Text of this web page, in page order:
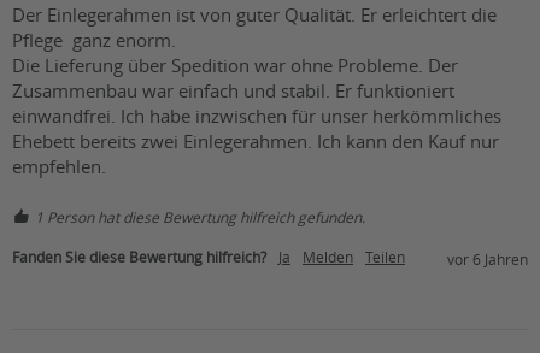
Der Einlegerahmen ist von guter Qualität. Er erleichtert die
Pflege  ganz enorm.
Die Lieferung über Spedition war ohne Probleme. Der
Zusammenbau war einfach und stabil. Er funktioniert
einwandfrei. Ich habe inzwischen für unser herkömmliches
Ehebett bereits zwei Einlegerahmen. Ich kann den Kauf nur
empfehlen.
1 Person hat diese Bewertung hilfreich gefunden.
Fanden Sie diese Bewertung hilfreich? Ja Melden Teilen vor 6 Jahren